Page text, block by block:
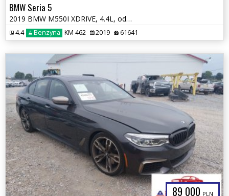
BMW Seria 5
2019 BMW M550I XDRIVE, 4.4L, od ubezpieczalni
4.4 Benzyna KM 462 2019 61641
89 000 PLN